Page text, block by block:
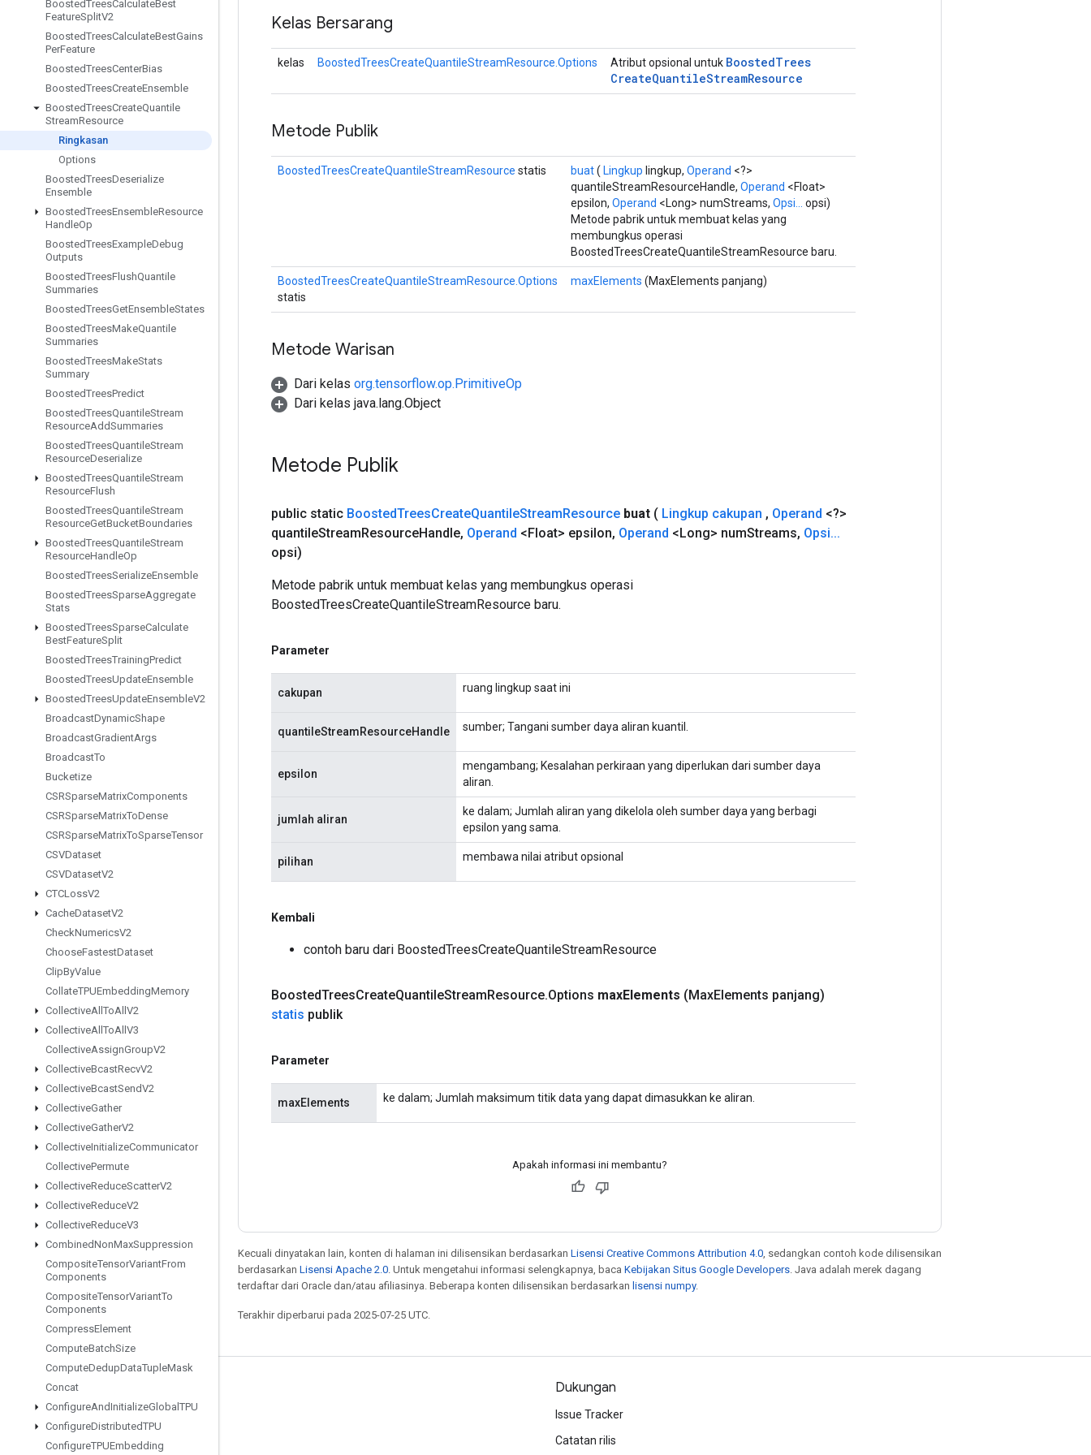
BoostedTreesCalculateBest
FeatureSplitV2
BoostedTreesCalculateBestGains
PerFeature
BoostedTreesCenterBias
BoostedTreesCreateEnsemble
BoostedTreesCreateQuantile
StreamResource
Ringkasan
Options
BoostedTreesDeserialize
Ensemble
BoostedTreesEnsembleResource
HandleOp
BoostedTreesExampleDebug
Outputs
BoostedTreesFlushQuantile
Summaries
BoostedTreesGetEnsembleStates
BoostedTreesMakeQuantile
Summaries
BoostedTreesMakeStats
Summary
BoostedTreesPredict
BoostedTreesQuantileStream
ResourceAddSummaries
BoostedTreesQuantileStream
ResourceDeserialize
BoostedTreesQuantileStream
ResourceFlush
BoostedTreesQuantileStream
ResourceGetBucketBoundaries
BoostedTreesQuantileStream
ResourceHandleOp
BoostedTreesSerializeEnsemble
BoostedTreesSparseAggregate
Stats
BoostedTreesSparseCalculate
BestFeatureSplit
BoostedTreesTrainingPredict
BoostedTreesUpdateEnsemble
BoostedTreesUpdateEnsembleV2
BroadcastDynamicShape
BroadcastGradientArgs
BroadcastTo
Bucketize
CSRSparseMatrixComponents
CSRSparseMatrixToDense
CSRSparseMatrixToSparseTensor
CSVDataset
CSVDatasetV2
CTCLossV2
CacheDatasetV2
CheckNumericsV2
ChooseFastestDataset
ClipByValue
CollateTPUEmbeddingMemory
CollectiveAll ToAll V2
CollectiveAll ToAll V3
CollectiveAssignGroupV2
CollectiveBcastRecvV2
CollectiveBcastSendV2
CollectiveGather
CollectiveGatherV2
CollectiveInitializeCommunicator
CollectivePermute
CollectiveReduceScatterV2
CollectiveReduceV2
CollectiveReduceV3
CombinedNonMaxSuppression
CompositeTensorVariantFrom
Components
CompositeTensorVariantTo
Components
CompressElement
ComputeBatchSize
ComputeDedupDataTupleMask
Concat
ConfigureAndInitializeGlobal TPU
ConfigureDistributedTPU
ConfigureTPUEmbedding
Kelas Bersarang
kelas BoostedTreesCreateQuantileStreamResource.Options Atribut opsional untuk BoostedTrees
CreateQuantileStreamResource
Metode Publik
BoostedTreesCreateQuantileStreamResource statis buat( Lingkup lingkup, Operand <?>
quantileStreamResourceHandle, Operand <Float>
epsilon, Operand <Long> numStreams, Opsi...
opsi)
Metode pabrik untuk membuat kelas yang
membungkus operasi
BoostedTreesCreateQuantileStreamResource baru.
BoostedTreesCreateQuantileStreamResource.Options
statis
maxElements (MaxElements panjang)
Metode Warisan
Dari kelas org.tensorflow.op.PrimitiveOp
Dari kelas java.lang.Object
Metode Publik
public static BoostedTreesCreateQuantileStreamResource buat ( Lingkup cakupan , Operand <?>
quantileStreamResourceHandle, Operand <Float> epsilon, Operand <Long> numStreams, Opsi...
opsi)
Metode pabrik untuk membuat kelas yang membungkus operasi
BoostedTreesCreateQuantileStreamResource baru.
Parameter
cakupan ruang lingkup saat ini
quantileStreamResourceHandle sumber; Tangani sumber daya aliran kuantil.
epsilon
mengambang; Kesalahan perkiraan yang diperlukan dari sumber daya
aliran.
jumlah aliran
ke dalam; Jumlah aliran yang dikelola oleh sumber daya yang berbagi
epsilon yang sama.
pilihan membawa nilai atribut opsional
Kembali
contoh baru dari BoostedTreesCreateQuantileStreamResource
BoostedTreesCreateQuantileStreamResource.Options maxElements (MaxElements panjang)
statis publik
Parameter
maxElements ke dalam; Jumlah maksimum titik data yang dapat dimasukkan ke aliran.
Apakah informasi ini membantu?
Kecuali dinyatakan lain, konten di halaman ini dilisensikan berdasarkan Lisensi Creative Commons Attribution 4.0 , sedangkan contoh kode dilisensikan
berdasarkan Lisensi Apache 2.0 . Untuk mengetahui informasi selengkapnya, baca Kebijakan Situs Google Developers . Java adalah merek dagang
terdaftar dari Oracle dan/atau afiliasinya. Beberapa konten dilisensikan berdasarkan lisensi numpy.
Terakhir diperbarui pada 2025-07-25 UTC.
Tetap terhubung
Blog
Forum
Dukungan
Issue Tracker
Catatan rilis